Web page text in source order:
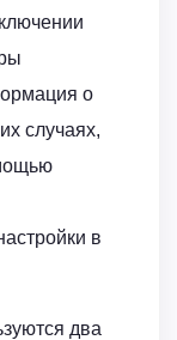
о
случаях,
в
два